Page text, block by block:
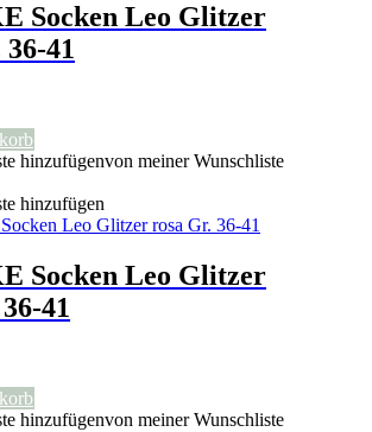
Socken Leo Glitzer
41
hinzufügenvon meiner Wunschliste
hinzufügen
Socken Leo Glitzer
41
hinzufügenvon meiner Wunschliste